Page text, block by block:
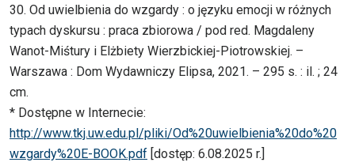
30. Od uwielbienia do wzgardy : o języku emocji w różnych
typach dyskursu : praca zbiorowa / pod red. Magdaleny
Wanot-Miśtury i Elżbiety Wierzbickiej-Piotrowskiej. –
Warszawa : Dom Wydawniczy Elipsa, 2021. – 295 s. : il. ; 24
cm.
* Dostępne w Internecie:
http://www.tkj.uw.edu.pl/pliki/Od%20uwielbienia%20do%20
wzgardy%20E-BOOK.pdf [dostęp: 6.08.2025 r.]